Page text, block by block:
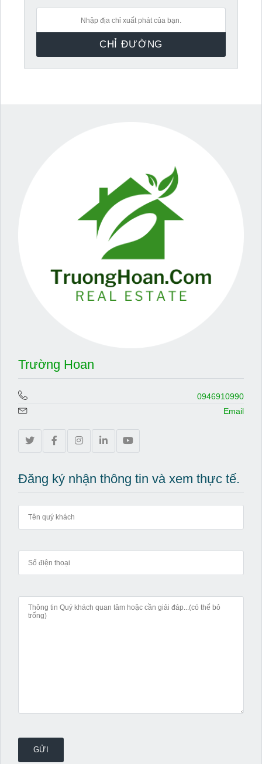
Trường Hoan
0946910990
Email
Đăng ký nhận thông tin và xem thực tế.